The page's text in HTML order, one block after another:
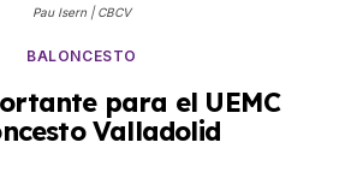
Pau Isern | CBCV
BALONCESTO
para el UEMC
Valladolid